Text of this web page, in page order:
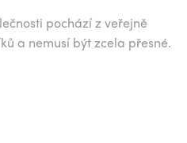
pochází z veřejně
a nemusí být zcela přesné.